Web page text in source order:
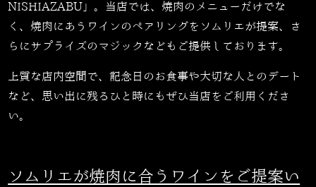
NISHIAZABU 」。当店では、焼肉のメニューだけでな
く、焼肉にあうワインのペアリングをソムリエが提案、さ
らにサプライズのマジックなどもご提供しております。
上質な店内空間で、記念日のお食事や大切な人とのデート
など、思い出に残るひと時にもぜひ当店をご利用くださ
い。
ソムリエが焼肉に合うワインをご提案い